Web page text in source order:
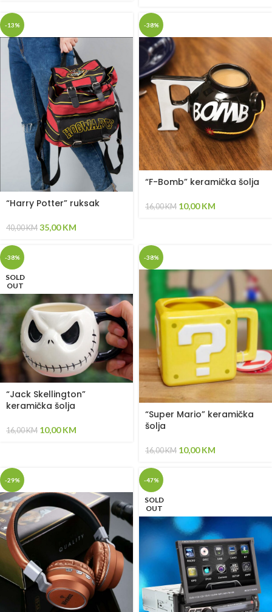
-13%
“Harry Potter” ruksak
40,00KM 35,00KM
-38%
“F-Bomb” keramička šolja
16,00KM 10,00KM
-38%
SOLD
OUT
“Jack Skellington”
keramička šolja
16,00KM 10,00KM
-38%
“Super Mario” keramička
šolja
16,00KM 10,00KM
-29% -47%
SOLD
OUT